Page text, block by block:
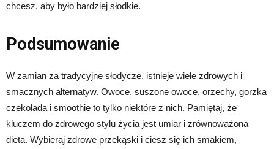
chcesz, aby było bardziej słodkie.
Podsumowanie
W zamian za tradycyjne słodycze, istnieje wiele zdrowych i
smacznych alternatyw. Owoce, suszone owoce, orzechy, gorzka
czekolada i smoothie to tylko niektóre z nich. Pamiętaj, że
kluczem do zdrowego stylu życia jest umiar i zrównoważona
dieta. Wybieraj zdrowe przekąski i ciesz się ich smakiem,